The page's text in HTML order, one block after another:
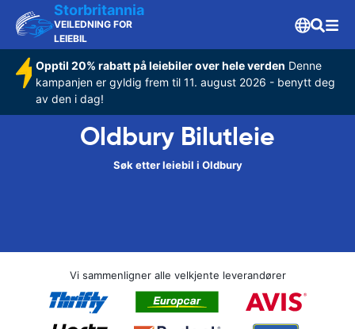
Storbritannia
VEILEDNING FOR
LEIEBIL
Opptil 20% rabatt på leiebiler over hele verden Denne
kampanjen er gyldig frem til 11. august 2026 - benytt deg
av den i dag!
Oldbury Bilutleie
Søk etter leiebil i Oldbury
Vi sammenligner alle velkjente leverandører